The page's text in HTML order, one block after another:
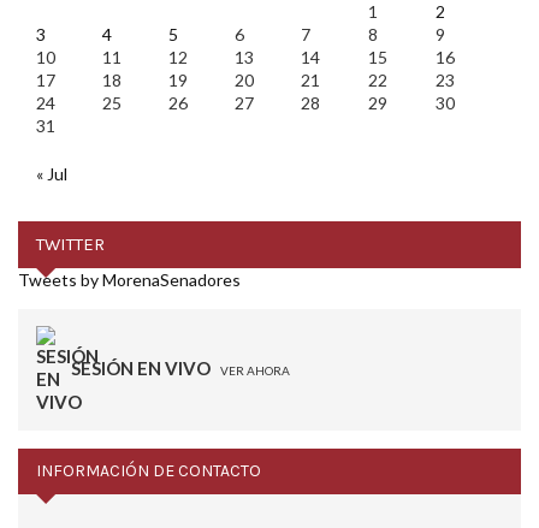
1
2
3
4 5 6 7 8
9
10
11 12 13 14 15
16
17
18 19 20 21 22
23
24
25 26 27 28 29
30
31
« Jul
TWITTER
Tweets by MorenaSenadores
SESIÓN EN VIVO VER AHORA
INFORMACIÓN DE CONTACTO